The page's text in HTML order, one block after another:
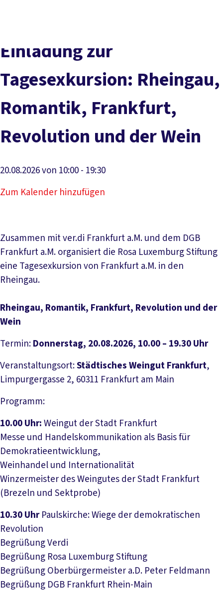
Einladung zur
Tagesexkursion: Rheingau,
Romantik, Frankfurt,
Revolution und der Wein
20.08.2026 von 10:00 - 19:30
Zum Kalender hinzufügen
Zusammen mit ver.di Frankfurt a.M. und dem DGB
Frankfurt a.M. organisiert die Rosa Luxemburg Stiftung
eine Tagesexkursion von Frankfurt a.M. in den
Rheingau.
Rheingau, Romantik, Frankfurt, Revolution und der
Wein
Termin:Donnerstag, 20.08.2026, 10.00 – 19.30 Uhr
Veranstaltungsort:Städtisches Weingut Frankfurt,
Limpurgergasse 2, 60311 Frankfurt am Main
Programm:
10.00 Uhr:Weingut der Stadt Frankfurt
Messe und Handelskommunikation als Basis für
Demokratieentwicklung,
Weinhandel und Internationalität
Winzermeister des Weingutes der Stadt Frankfurt
(Brezeln und Sektprobe)
10.30 UhrPaulskirche: Wiege der demokratischen
Revolution
Begrüßung Verdi
Begrüßung Rosa Luxemburg Stiftung
Begrüßung Oberbürgermeister a.D. Peter Feldmann
Begrüßung DGB Frankfurt Rhein-Main